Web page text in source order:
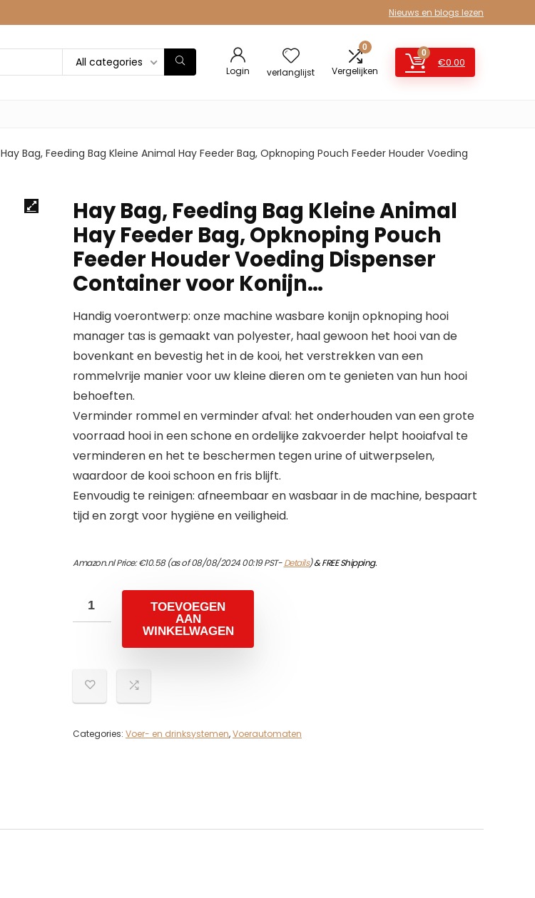
Nieuws en blogs lezen
All categories
Login verlanglijst
0
Vergelijken
0
€0.00
Hay Bag, Feeding Bag Kleine Animal Hay Feeder Bag, Opknoping Pouch Feeder Houder Voeding
Hay Bag, Feeding Bag Kleine Animal
Hay Feeder Bag, Opknoping Pouch
Feeder Houder Voeding Dispenser
Container voor Konijn…
Handig voerontwerp: onze machine wasbare konijn opknoping hooi
manager tas is gemaakt van polyester, haal gewoon het hooi van de
bovenkant en bevestig het in de kooi, het verstrekken van een
rommelvrije manier voor uw kleine dieren om te genieten van hun hooi
behoeften.
Verminder rommel en verminder afval: het onderhouden van een grote
voorraad hooi in een schone en ordelijke zakvoerder helpt hooiafval te
verminderen en het te beschermen tegen urine of uitwerpselen,
waardoor de kooi schoon en fris blijft.
Eenvoudig te reinigen: afneembaar en wasbaar in de machine, bespaart
tijd en zorgt voor hygiëne en veiligheid.
Amazon.nl Price:€10.58(as of 08/08/2024 00:19 PST-Details)&FREE Shipping.
TOEVOEGEN
AAN
WINKELWAGEN
Categories: Voer- en drinksystemen,Voerautomaten